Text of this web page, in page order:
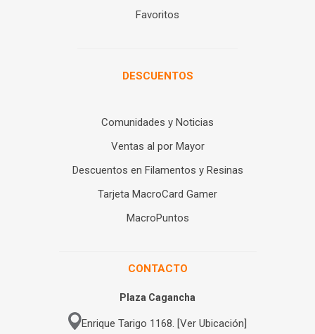
Favoritos
DESCUENTOS
Comunidades y Noticias
Ventas al por Mayor
Descuentos en Filamentos y Resinas
Tarjeta MacroCard Gamer
MacroPuntos
CONTACTO
Plaza Cagancha
Enrique Tarigo 1168. [Ver Ubicación]